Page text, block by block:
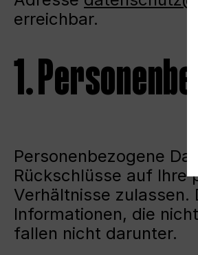
erreichbar.
1.
Personenbezogene
Rückschlüsse auf
Verhältnisse zulassen.
Informationen, die
fallen nicht darunter.